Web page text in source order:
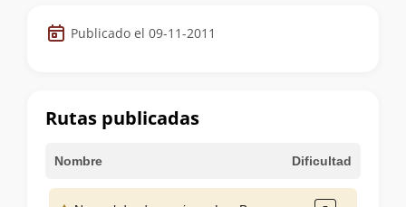
Datos
de
cumbre
Publicado el 09-11-2011
Rutas publicadas
Nombre Dificultad